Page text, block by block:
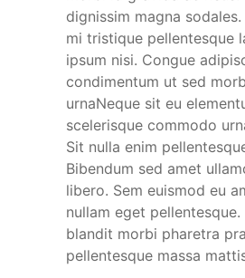
dignissim magna
mi tristique pellentesque
ipsum nisi. Congue
condimentum ut sed
urnaNeque sit eu
scelerisque commodo
Sit nulla enim
Bibendum sed amet
libero. Sem euismod eu
nullam eget pellentesque.
blandit morbi pharetra
pellentesque massa